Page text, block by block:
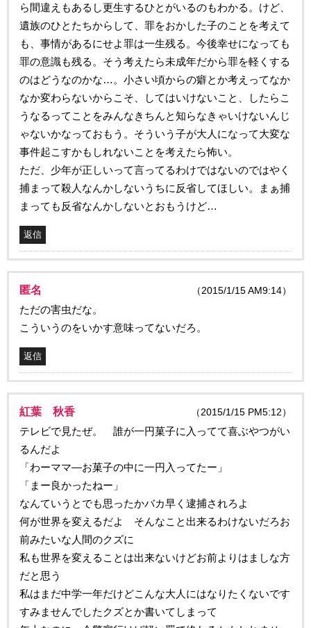
ら間違えもあるし更生するひとがいるのもわかる。けど、
遺族のひとたちからして、罪をおかした子のことを考えて
も、事情があるにせよ罪は一生残る。今後幸せになっても
罪の意識も残る。そう考えたら未成年だから罪を軽くする
のはどうなのかな…。小さい頃からの癖とか考えってなか
なか変わらないからこそ、してはいけないこと、したらこ
うなるってことをみんなきちんと知らなきゃいけないんじ
ゃないかなっておもう。そういう子が大人になって大変な
事件起こすかもしれないことを考えたら怖い。
ただ、少年が正しいって言ってるわけではないのではやく
捕まって殺人なんかしないうちに反省してほしい。まぁ捕
まっても反省なんかしないとおもうけど…
返信
匿名 （2015/1/15 AM9:14）
ただの害虫だな。
こういうのをいかす意味ってないだろ。
返信
紅葉 秋香 （2015/1/15 PM5:12）
テレビで見たぜ。 誰が一円菓子に入ってて喜ぶやつがい
るんだよ
「わーママ―お菓子の中に一円入ってたー」
「まー良かったねー」
なんていうとでも思ったかバカ早く逮捕されろよ
何が世界を変えるだよ そんなこと出来るわけないだろお
前みたいな人間のクズに
私も世界を変えることは出来ないけどお前よりはましな方
だと思う
私はまだ中学一年だけどこんな大人にはなりたくないです
すみませんでしたクズとか書いてしまって